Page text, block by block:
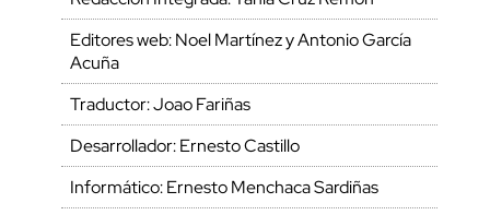
Editores web: Noel Martínez y Antonio García
Acuña
Traductor: Joao Fariñas
Desarrollador: Ernesto Castillo
Informático: Ernesto Menchaca Sardiñas